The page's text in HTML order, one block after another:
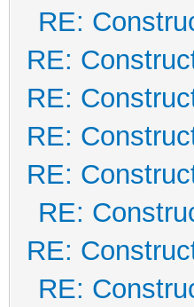
RE:
RE:
RE:
RE:
RE:
RE:
RE:
RE: